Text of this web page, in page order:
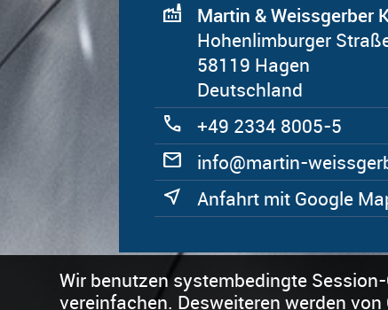
factory
Martin & Weissgerber
Hohenlimburger
58119 Hagen
Deutschland
call
+49 2334 8005-5
mail
ed.rebregssiew-
near_me
Anfahrt mit Google
Wir benutzen systembedingte
vereinfachen. Desweiteren werden